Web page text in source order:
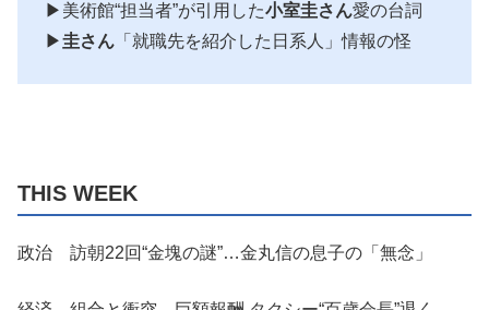
▶美術館“担当者”が引用した小室圭さん愛の台詞
▶圭さん 「就職先を紹介した日系人」情報の怪
THIS WEEK
政治 訪朝22回“金塊の謎”…金丸信の息子の「無念」